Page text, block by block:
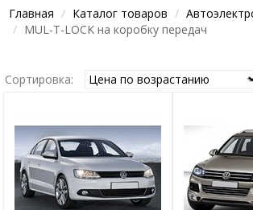
Главная Каталог товаров
MUL-T-LOCK на коробку передач
Сортировка: